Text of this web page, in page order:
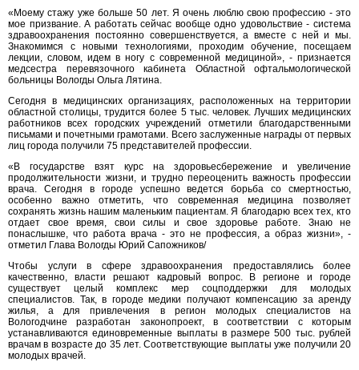
«Моему стажу уже больше 50 лет. Я очень люблю свою профессию - это
мое призвание. А работать сейчас вообще одно удовольствие - система
здравоохранения постоянно совершенствуется, а вместе с ней и мы.
Знакомимся с новыми технологиями, проходим обучение, посещаем
лекции, словом, идем в ногу с современной медициной», - признается
медсестра перевязочного кабинета Областной офтальмологической
больницы Вологды Ольга Лятина.
Сегодня в медицинских организациях, расположенных на территории
областной столицы, трудится более 5 тыс. человек. Лучших медицинских
работников всех городских учреждений отметили благодарственными
письмами и почетными грамотами. Всего заслуженные награды от первых
лиц города получили 75 представителей профессии.
«В государстве взят курс на здоровьесбережение и увеличение
продолжительности жизни, и трудно переоценить важность профессии
врача. Сегодня в городе успешно ведется борьба со смертностью,
особенно важно отметить, что современная медицина позволяет
сохранять жизнь нашим маленьким пациентам. Я благодарю всех тех, кто
отдает свое время, свои силы и свое здоровье работе. Знаю не
понаслышке, что работа врача - это не профессия, а образ жизни», -
отметил Глава Вологды Юрий Сапожников/
Чтобы услуги в сфере здравоохранения предоставлялись более
качественно, власти решают кадровый вопрос. В регионе и городе
существует целый комплекс мер соцподдержки для молодых
специалистов. Так, в городе медики получают компенсацию за аренду
жилья, а для привлечения в регион молодых специалистов на
Вологодчине разработан законопроект, в соответствии с которым
устанавливаются единовременные выплаты в размере 500 тыс. рублей
врачам в возрасте до 35 лет. Соответствующие выплаты уже получили 20
молодых врачей.